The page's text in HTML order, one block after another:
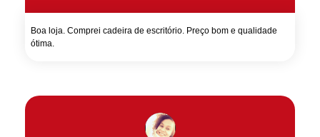
Boa loja. Comprei cadeira de escritório. Preço bom e qualidade
ótima.